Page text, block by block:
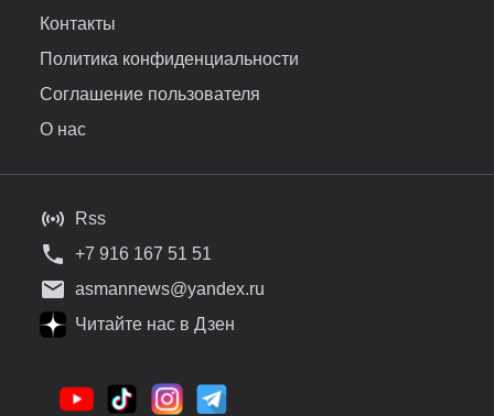
Контакты
Политика конфиденциальности
Соглашение пользователя
О нас
Rss
+7 916 167 51 51
asmannews@yandex.ru
Читайте нас в Дзен